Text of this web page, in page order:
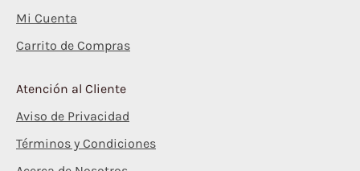
Mi Cuenta
Carrito de Compras
Atención al Cliente
Aviso de Privacidad
Términos y Condiciones